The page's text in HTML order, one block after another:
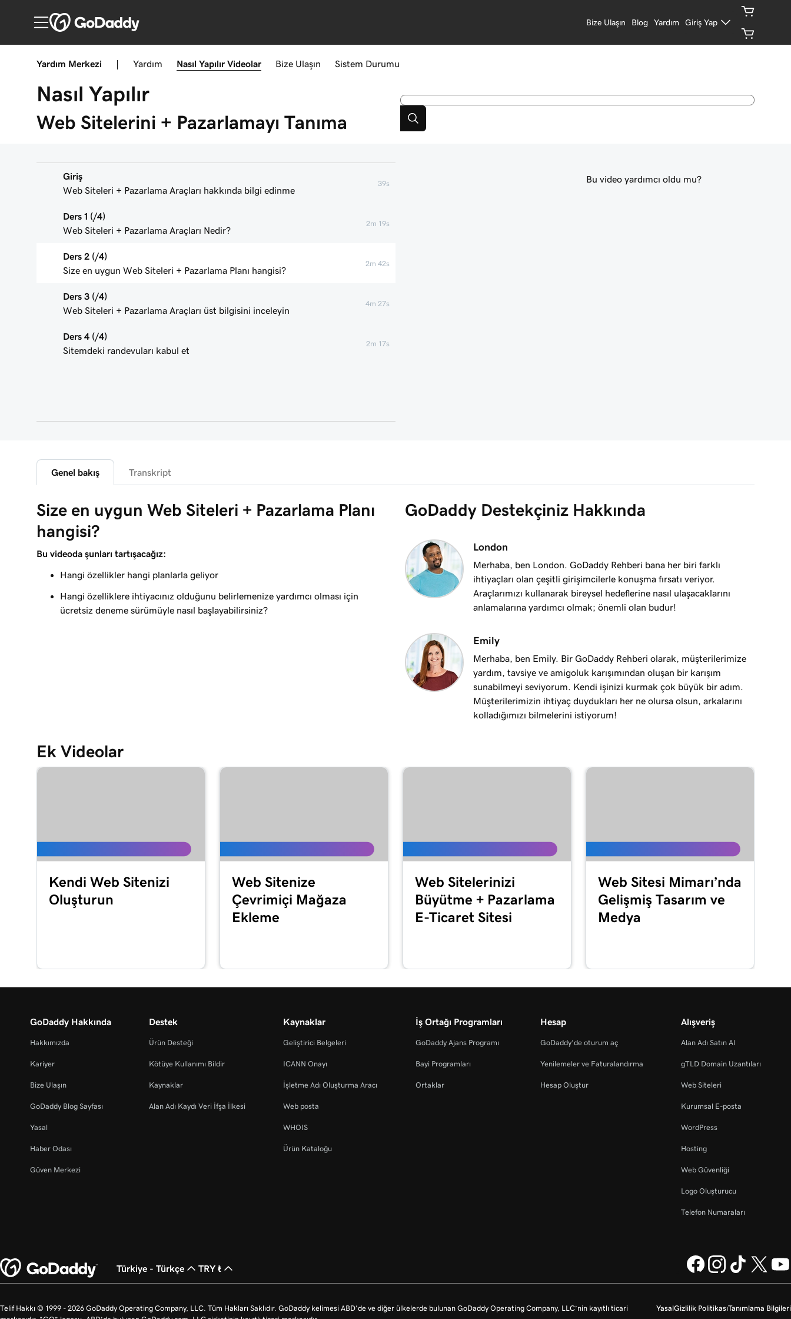
Bize Ulaşın Blog Yardım Giriş Yap
Yardım Merkezi Yardım Nasıl Yapılır Videolar Bize Ulaşın Sistem Durumu
Nasıl Yapılır
Web Sitelerini + Pazarlamayı Tanıma
Giriş
Web Siteleri + Pazarlama Araçları hakkında bilgi edinme
39s
Ders 1 (/4)
Web Siteleri + Pazarlama Araçları Nedir?
2m 19s
Ders 2 (/4)
Size en uygun Web Siteleri + Pazarlama Planı hangisi?
2m 42s
Ders 3 (/4)
Web Siteleri + Pazarlama Araçları üst bilgisini inceleyin
4m 27s
Ders 4 (/4)
Sitemdeki randevuları kabul et
2m 17s
Bu video yardımcı oldu mu?
Genel bakış Transkript
Size en uygun Web Siteleri + Pazarlama Planı
hangisi?
Bu videoda şunları tartışacağız:
Hangi özellikler hangi planlarla geliyor
Hangi özelliklere ihtiyacınız olduğunu belirlemenize yardımcı olması için
ücretsiz deneme sürümüyle nasıl başlayabilirsiniz?
GoDaddy Destekçiniz Hakkında
London
Merhaba, ben London. GoDaddy Rehberi bana her biri farklı
ihtiyaçları olan çeşitli girişimcilerle konuşma fırsatı veriyor.
Araçlarımızı kullanarak bireysel hedeflerine nasıl ulaşacaklarını
anlamalarına yardımcı olmak; önemli olan budur!
Emily
Merhaba, ben Emily. Bir GoDaddy Rehberi olarak, müşterilerimize
yardım, tavsiye ve amigoluk karışımından oluşan bir karışım
sunabilmeyi seviyorum. Kendi işinizi kurmak çok büyük bir adım.
Müşterilerimizin ihtiyaç duydukları her ne olursa olsun, arkalarını
kolladığımızı bilmelerini istiyorum!
Ek Videolar
Kendi Web Sitenizi
Oluşturun
Web Sitenize
Çevrimiçi Mağaza
Ekleme
Web Sitelerinizi
Büyütme + Pazarlama
E-Ticaret Sitesi
Web Sitesi Mimarı’nda
Gelişmiş Tasarım ve
Medya
GoDaddy Hakkında
Hakkımızda
Kariyer
Bize Ulaşın
GoDaddy Blog Sayfası
Yasal
Haber Odası
Güven Merkezi
Destek
Ürün Desteği
Kötüye Kullanımı Bildir
Kaynaklar
Alan Adı Kaydı Veri İfşa İlkesi
Kaynaklar
Geliştirici Belgeleri
ICANN Onayı
İşletme Adı Oluşturma Aracı
Web posta
WHOIS
Ürün Kataloğu
İş Ortağı Programları
GoDaddy Ajans Programı
Bayi Programları
Ortaklar
Hesap
GoDaddy’de oturum aç
Yenilemeler ve Faturalandırma
Hesap Oluştur
Alışveriş
Alan Adı Satın Al
gTLD Domain Uzantıları
Web Siteleri
Kurumsal E-posta
WordPress
Hosting
Web Güvenliği
Logo Oluşturucu
Telefon Numaraları
Türkiye - Türkçe TRY ₺
YasalGizlilik PolitikasıTanımlama Bilgileri
Telif Hakkı © 1999 - 2026 GoDaddy Operating Company, LLC. Tüm Hakları Saklıdır. GoDaddy kelimesi ABD'de ve diğer ülkelerde bulunan GoDaddy Operating Company, LLC’nin kayıtlı ticari